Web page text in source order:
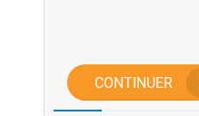
CONTINUER